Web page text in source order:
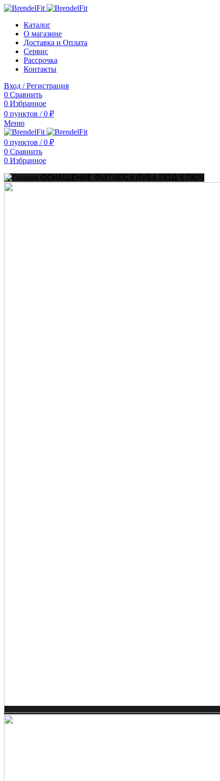
Каталог
О магазине
Доставка и Оплата
Сервис
Рассрочка
Контакты
Вход / Регистрация
0 Сравнить
0 Избранное
0 пунктов / 0 ₽
Меню
0 пунктов / 0 ₽
0 Сравнить
0 Избранное
ОСНАЩЕНИЕ ФИТНЕС КЛУБА ПОД КЛЮЧ